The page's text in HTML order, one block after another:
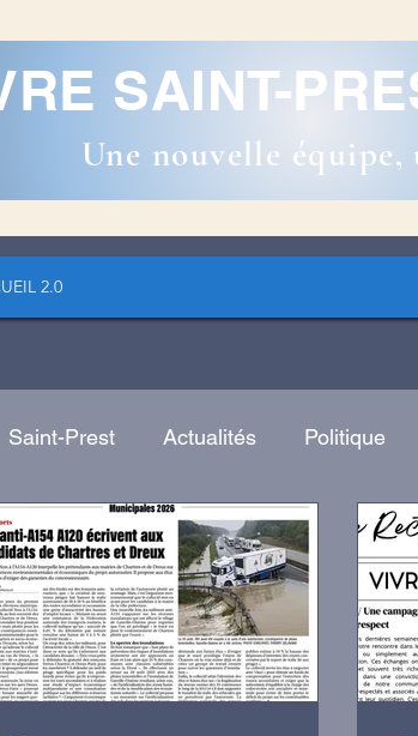
SAINT-
Une nouvelle équipe,
Saint-Prest Actualités Politique
Locales Loisir commemoration
Commerces A154
2.0